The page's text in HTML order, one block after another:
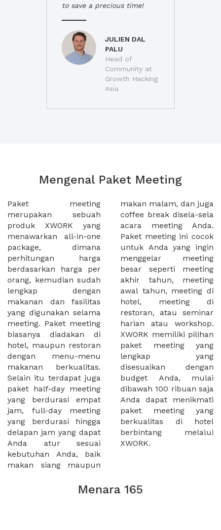
to save a precious time!
JULIEN DAL
PALU
Head of
Community at
Growth Hacking
Asia
Mengenal Paket Meeting
Paket meeting
merupakan sebuah
produk XWORK yang
menawarkan all-in-one
package, dimana
perhitungan harga
berdasarkan harga per
orang, kemudian sudah
lengkap dengan
makanan dan fasilitas
yang digunakan selama
meeting. Paket meeting
biasanya diadakan di
hotel, maupun restoran
dengan menu-menu
makanan berkualitas.
Selain itu terdapat juga
paket half-day meeting
yang berdurasi empat
jam, full-day meeting
yang berdurasi hingga
delapan jam yang dapat
Anda atur sesuai
kebutuhan Anda, baik
makan siang maupun
makan malam, dan juga
coffee break disela-sela
acara meeting Anda.
Paket meeting ini cocok
untuk Anda yang ingin
menggelar meeting
besar seperti meeting
akhir tahun, meeting
awal tahun, meeting di
hotel, meeting di
restoran, atau seminar
harian atau workshop.
XWORK memiliki pilihan
paket meeting yang
lengkap yang
disesuaikan dengan
budget Anda, mulai
dibawah 100 ribuan saja
Anda dapat menikmati
paket meeting yang
berkualitas di hotel
berbintang melalui
XWORK.
Menara 165